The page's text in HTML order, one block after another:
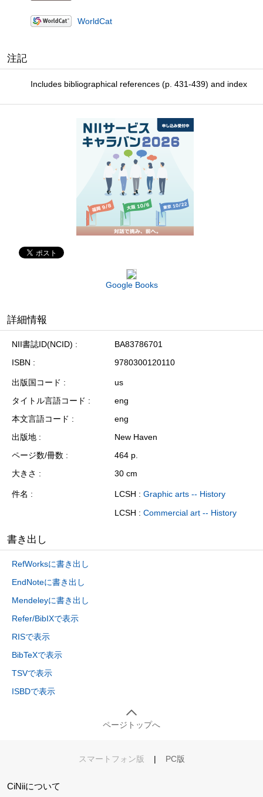
WorldCat
注記
Includes bibliographical references (p. 431-439) and index
Google Books
詳細情報
NII書誌ID(NCID)
BA83786701
ISBN
9780300120110
出版国コード
us
タイトル言語コード
eng
本文言語コード
eng
出版地
New Haven
ページ数/冊数
464 p.
大きさ
30 cm
件名 LCSH : Graphic arts -- History
LCSH : Commercial art -- History
書き出し
RefWorksに書き出し
EndNoteに書き出し
Mendeleyに書き出し
Refer/BibIXで表示
RISで表示
BibTeXで表示
TSVで表示
ISBDで表示
ページトップへ
スマートフォン版 | PC版
CiNiiについて